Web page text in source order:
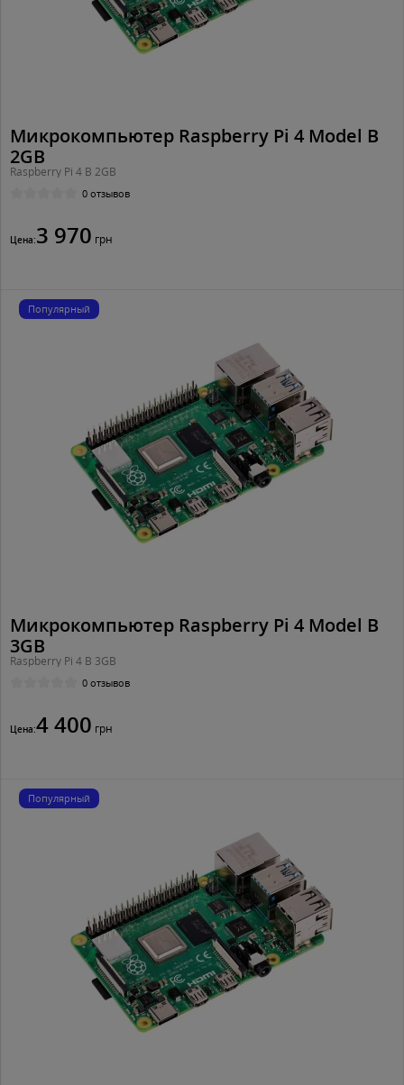
Микрокомпьютер Raspberry Pi 4 Model B
2GB
Raspberry Pi 4 B 2GB
0 отзывов
Цена:3 970 грн
Популярный
Микрокомпьютер Raspberry Pi 4 Model B
3GB
Raspberry Pi 4 B 3GB
0 отзывов
Цена:4 400 грн
Популярный